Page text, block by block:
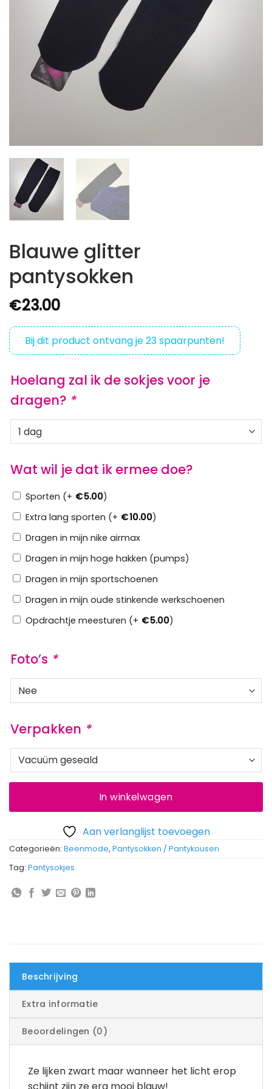
Blauwe glitter
pantysokken
€23.00
Bij dit product ontvang je23spaarpunten!
Hoelang zal ik de sokjes voor je
dragen? *
Wat wil je dat ik ermee doe?
Sporten (+ €5.00)
Extra lang sporten (+ €10.00)
Dragen in mijn nike airmax
Dragen in mijn hoge hakken (pumps)
Dragen in mijn sportschoenen
Dragen in mijn oude stinkende werkschoenen
Opdrachtje meesturen (+ €5.00)
Foto’s *
Verpakken *
In winkelwagen
Aan verlanglijst toevoegen
Categorieën: Beenmode, Pantysokken / Pantykousen
Tag: Pantysokjes
Beschrijving
Extra informatie
Beoordelingen (0)
Ze lijken zwart maar wanneer het licht erop
schijnt zijn ze erg mooi blauw!